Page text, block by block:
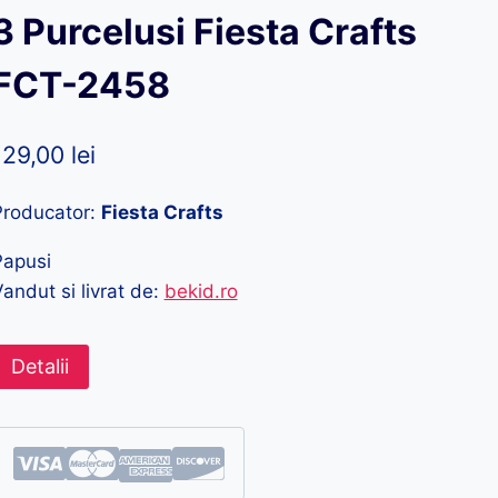
Purcelusi Fiesta Crafts
2458
lei
Fiesta Crafts
si livrat de: bekid.ro
Detalii